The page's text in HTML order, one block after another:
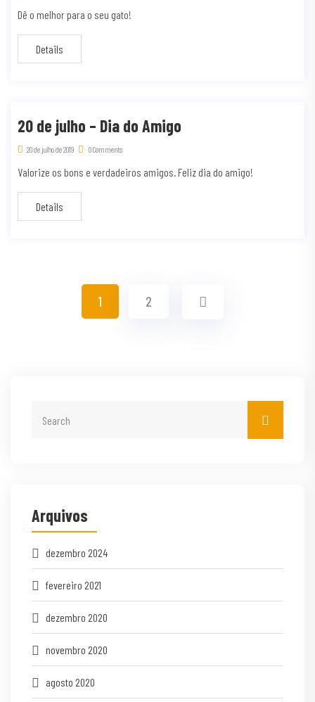
Dê o melhor para o seu gato!
Details
20 de julho – Dia do Amigo
20 de julho de 2019 0 Comments
Valorize os bons e verdadeiros amigos. Feliz dia do amigo!
Details
1 2
Arquivos
dezembro 2024
fevereiro 2021
dezembro 2020
novembro 2020
agosto 2020